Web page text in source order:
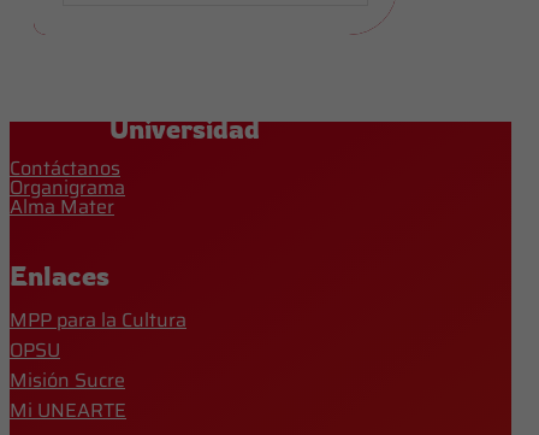
Universidad
Contáctanos
Organigrama
Alma Mater
Enlaces
MPP para la Cultura
OPSU
Misión Sucre
Mi UNEARTE